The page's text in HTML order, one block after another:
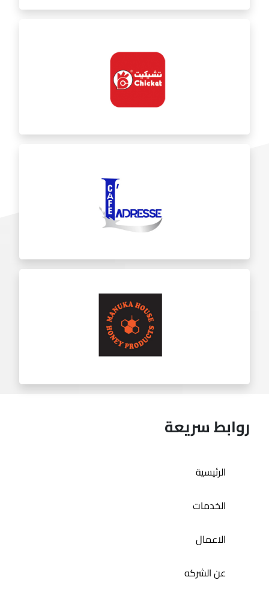
ب ت شوكوليت
تشيكيت
لادريس
روابط سريعة
الرئيسية
الخدمات
الاعمال
عن الشركه